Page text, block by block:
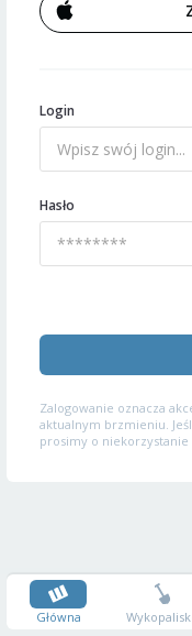
Login
Hasło
Zalogowanie oznacza
aktualnym brzmieniu.
prosimy o niekorzystanie
Główna